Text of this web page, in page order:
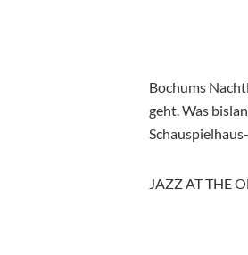
Bochums
geht. Was
JAZZ AT THE